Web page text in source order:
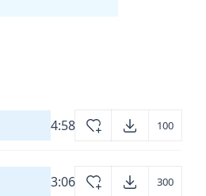
4:58
100
3:06
300